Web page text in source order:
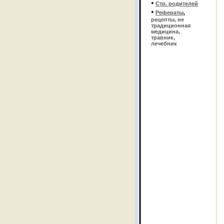
• Стр. родителей
• Рефераты,
рецепты, не
традиционная
медицина,
травник,
лечебник